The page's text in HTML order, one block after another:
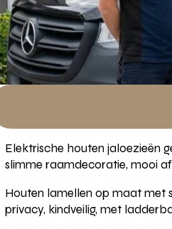
Elektrische houten jaloezieën
slimme raamdecoratie, mooi
Houten lamellen op maat met
privacy, kindveilig, met